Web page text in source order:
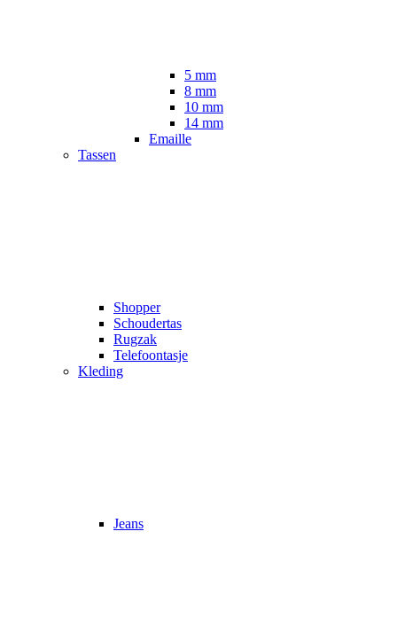
5 mm
8 mm
10 mm
14 mm
Emaille
Tassen
Shopper
Schoudertas
Rugzak
Telefoontasje
Kleding
Jeans